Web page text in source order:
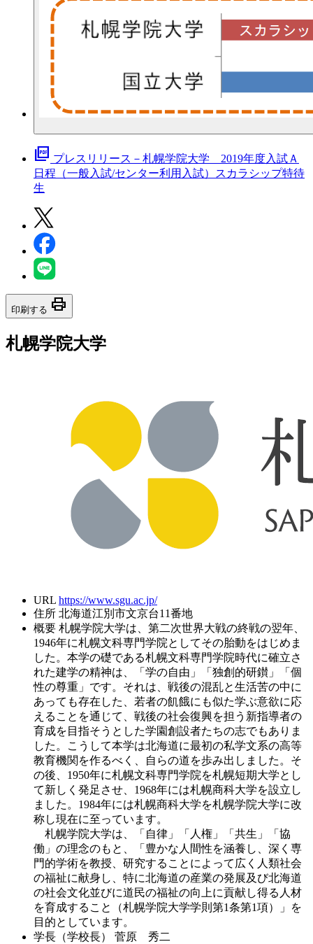
picture_as_pdf プレスリリース－札幌学院大学 2019年度入試Ａ
日程（一般入試/センター利用入試）スカラシップ特待
生
印刷する print
札幌学院大学
URL https://www.sgu.ac.jp/
住所 北海道江別市文京台11番地
概要 札幌学院大学は、第二次世界大戦の終戦の翌年、
1946年に札幌文科専門学院としてその胎動をはじめま
した。本学の礎である札幌文科専門学院時代に確立さ
れた建学の精神は、「学の自由」「独創的研鑚」「個
性の尊重」です。それは、戦後の混乱と生活苦の中に
あっても存在した、若者の飢餓にも似た学ぶ意欲に応
えることを通じて、戦後の社会復興を担う新指導者の
育成を目指そうとした学園創設者たちの志でもありま
した。こうして本学は北海道に最初の私学文系の高等
教育機関を作るべく、自らの道を歩み出しました。そ
の後、1950年に札幌文科専門学院を札幌短期大学とし
て新しく発足させ、1968年には札幌商科大学を設立し
ました。1984年には札幌商科大学を札幌学院大学に改
称し現在に至っています。
札幌学院大学は、「自律」「人権」「共生」「協
働」の理念のもと、「豊かな人間性を涵養し、深く専
門的学術を教授、研究することによって広く人類社会
の福祉に献身し、特に北海道の産業の発展及び北海道
の社会文化並びに道民の福祉の向上に貢献し得る人材
を育成すること（札幌学院大学学則第1条第1項）」を
目的としています。
学長（学校長）
菅原 秀二